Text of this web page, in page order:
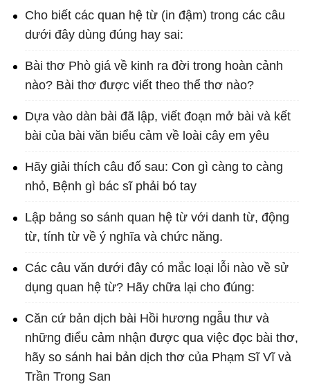
Cho biết các quan hệ từ (in đậm) trong các câu
dưới đây dùng đúng hay sai:
Bài thơ Phò giá về kinh ra đời trong hoàn cảnh
nào? Bài thơ được viết theo thể thơ nào?
Dựa vào dàn bài đã lập, viết đoạn mở bài và kết
bài của bài văn biểu cảm về loài cây em yêu
Hãy giải thích câu đố sau: Con gì càng to càng
nhỏ, Bệnh gì bác sĩ phải bó tay
Lập bảng so sánh quan hệ từ với danh từ, động
từ, tính từ về ý nghĩa và chức năng.
Các câu văn dưới đây có mắc loại lỗi nào về sử
dụng quan hệ từ? Hãy chữa lại cho đúng:
Căn cứ bản dịch bài Hồi hương ngẫu thư và
những điểu cảm nhận được qua việc đọc bài thơ,
hãy so sánh hai bản dịch thơ của Phạm Sĩ Vĩ và
Trần Trong San